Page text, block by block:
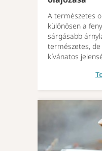
A természetes
különösen a
sárgásabb
természetes,
kívánatos